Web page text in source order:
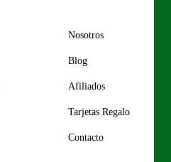
Nosotros
Blog
Afiliados
Tarjetas Regalo
Contacto